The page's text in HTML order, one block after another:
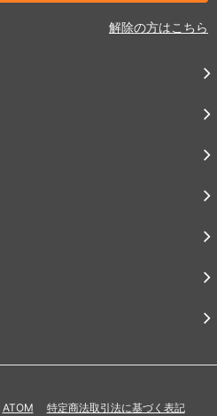
解除の方はこちら
ATOM 特定商法取引法に基づく表記